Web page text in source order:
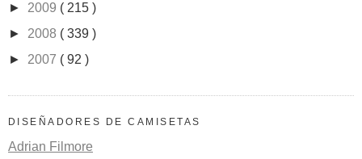
► 2009 ( 215 )
► 2008 ( 339 )
► 2007 ( 92 )
DISEÑADORES DE CAMISETAS
Adrian Filmore